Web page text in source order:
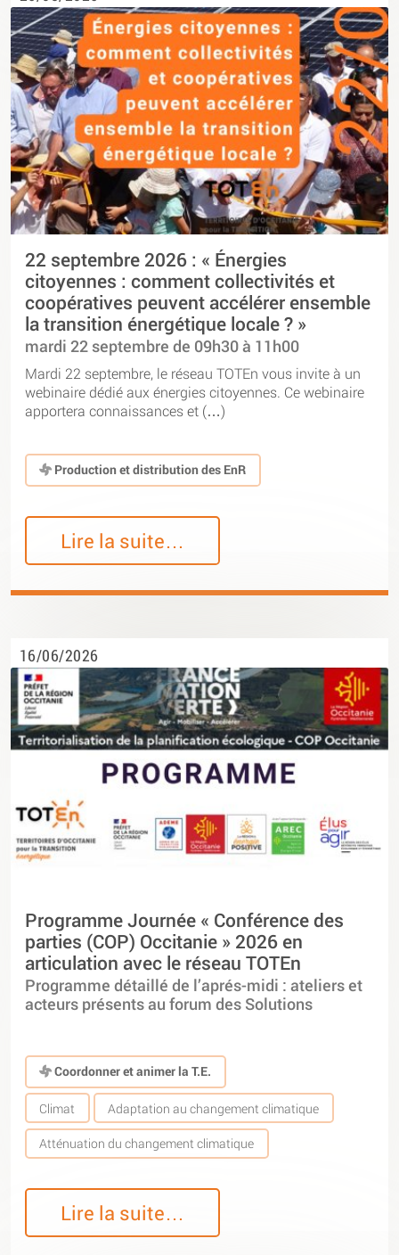
22 septembre 2026 : « Énergies
citoyennes : comment collectivités et
coopératives peuvent accélérer ensemble
la transition énergétique locale ? »
mardi 22 septembre de 09h30 à 11h00
Mardi 22 septembre, le réseau TOTEn vous invite à un
webinaire dédié aux énergies citoyennes. Ce webinaire
apportera connaissances et (…)
Production et distribution des EnR
Lire la suite…
16/06/2026
Programme Journée « Conférence des
parties (COP) Occitanie » 2026 en
articulation avec le réseau TOTEn
Programme détaillé de l’aprés-midi : ateliers et
acteurs présents au forum des Solutions
Coordonner et animer la T.E.
Climat Adaptation au changement climatique
Atténuation du changement climatique
Lire la suite…